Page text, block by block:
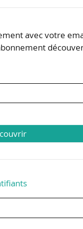
avec votre